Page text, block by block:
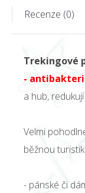
Recenze (0)
Trekingové
-
a hub,
Velmi
běžnou
- pánské či